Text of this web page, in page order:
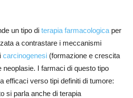
un tipo di terapia farmacologica per
a contrastare i meccanismi
carcinogenesi (formazione e crescita
neoplasie. I farmaci di questo tipo
efficaci verso tipi definiti di tumore:
si parla anche di terapia